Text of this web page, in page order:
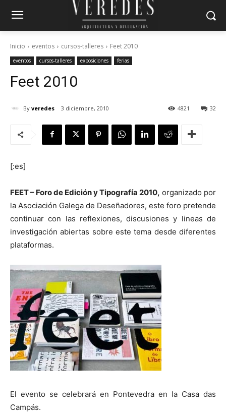
Inicio eventos cursos-talleres Feet 2010
eventos cursos-talleres exposiciones ferias
Feet 2010
By veredes 3 diciembre, 2010 32
4821
[:es]
FEET – Foro de Edición y Tipografía 2010, organizado por
la Asociación Galega de Deseñadores, este foro pretende
continuar con las reflexiones, discusiones y lineas de
investigación abiertas sobre este tema desde diferentes
plataformas.
El evento se celebrará en Pontevedra en la Casa das
Campás.